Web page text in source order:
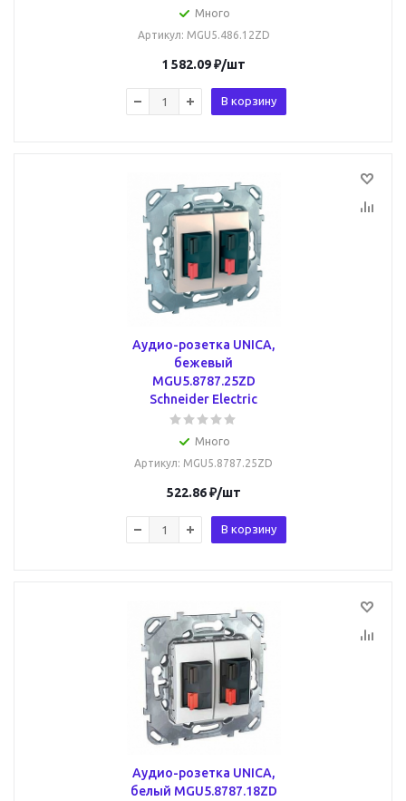
Много
Артикул: MGU5.486.12ZD
1 582.09₽/шт
В корзину
Аудио-розетка UNICA,
бежевый
MGU5.8787.25ZD
Schneider Electric
Много
Артикул: MGU5.8787.25ZD
522.86₽/шт
В корзину
Аудио-розетка UNICA,
белый MGU5.8787.18ZD